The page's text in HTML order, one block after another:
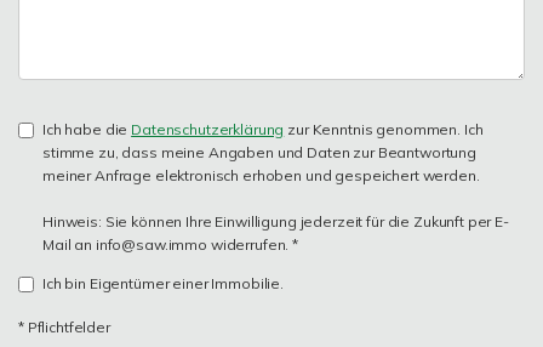
Ich habe die Datenschutzerklärung zur Kenntnis genommen. Ich
stimme zu, dass meine Angaben und Daten zur Beantwortung
meiner Anfrage elektronisch erhoben und gespeichert werden.
Hinweis: Sie können Ihre Einwilligung jederzeit für die Zukunft per E-
Mail an info@saw.immo widerrufen. *
Ich bin Eigentümer einer Immobilie.
* Pflichtfelder